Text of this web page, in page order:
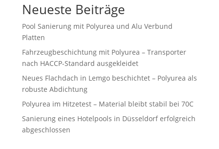
Neueste Beiträge
Pool Sanierung mit Polyurea und Alu Verbund
Platten
Fahrzeugbeschichtung mit Polyurea – Transporter
nach HACCP-Standard ausgekleidet
Neues Flachdach in Lemgo beschichtet – Polyurea als
robuste Abdichtung
Polyurea im Hitzetest – Material bleibt stabil bei 70C
Sanierung eines Hotelpools in Düsseldorf erfolgreich
abgeschlossen